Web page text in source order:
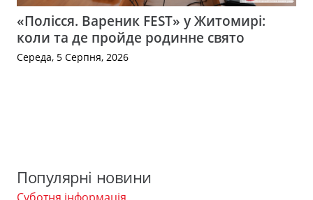
«Полісся. Вареник FEST» у Житомирі:
коли та де пройде родинне свято
Середа, 5 Серпня, 2026
Популярні новини